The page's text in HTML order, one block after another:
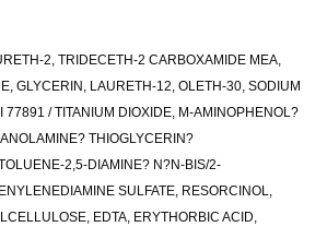
2, TRIDECETH-2 CARBOXAMIDE MEA,
GLYCERIN, LAURETH-12, OLETH-30, SODIUM
77891 / TITANIUM DIOXIDE, M-AMINOPHENOL?
THIOGLYCERIN?
2,5-DIAMINE? N?N-BIS/2-
SULFATE, RESORCINOL,
EDTA, ERYTHORBIC ACID,